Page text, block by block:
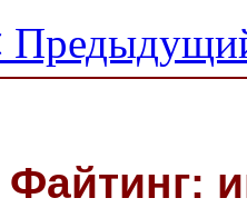
Файтинг: